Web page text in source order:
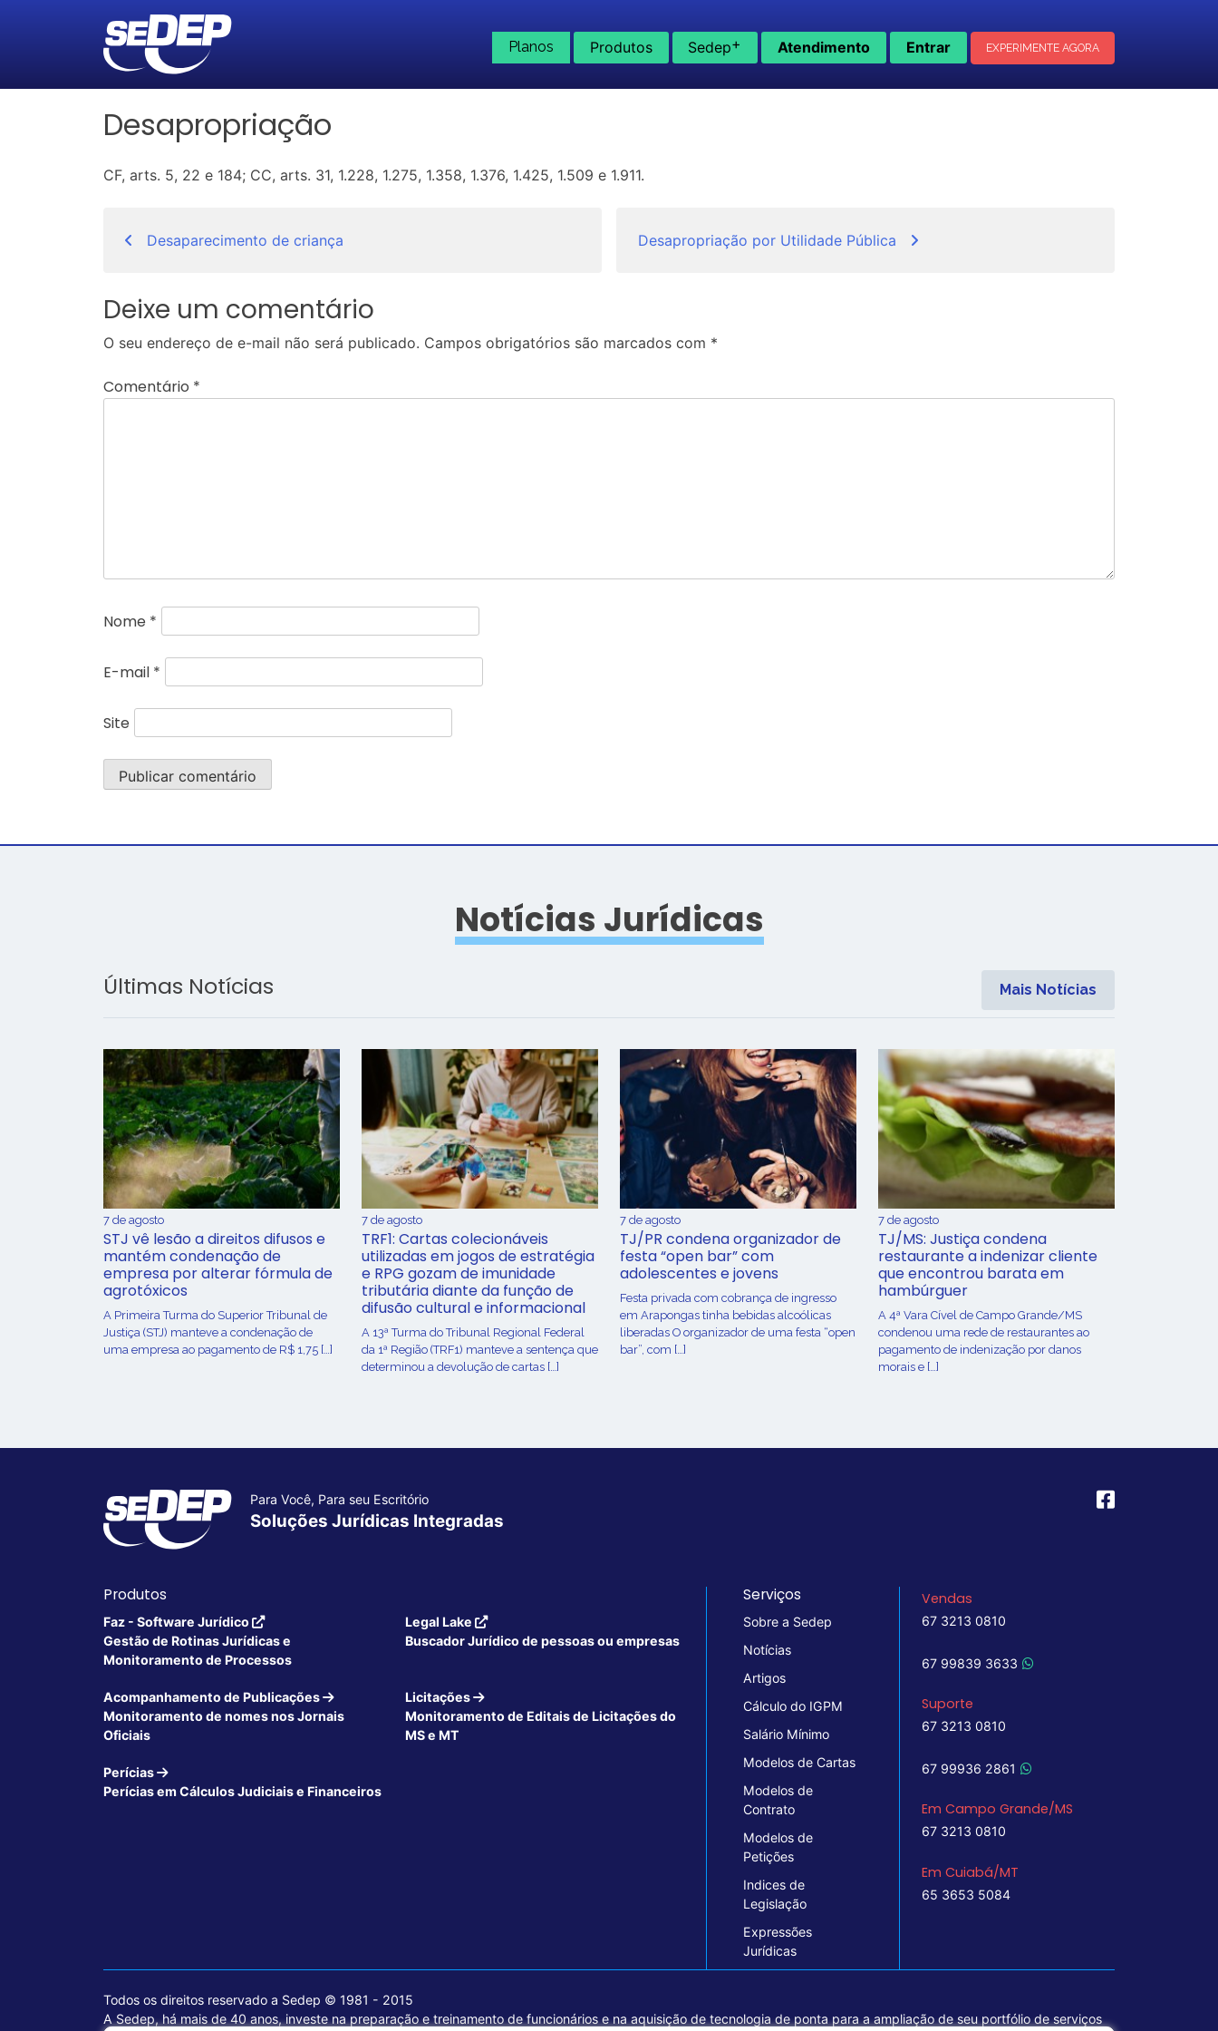
Planos Produtos Sedep+ Atendimento Entrar EXPERIMENTE AGORA
Desapropriação
CF, arts. 5, 22 e 184; CC, arts. 31, 1.228, 1.275, 1.358, 1.376, 1.425, 1.509 e 1.911.
Navegação
de
Post
Desaparecimento de criança Desapropriação por Utilidade Pública
Deixe um comentário
O seu endereço de e-mail não será publicado. Campos obrigatórios são marcados com *
Comentário *
Nome *
E-mail *
Site
Notícias Jurídicas
Últimas Notícias Mais Notícias
7 de agosto
STJ vê lesão a direitos difusos e
mantém condenação de
empresa por alterar fórmula de
agrotóxicos
​A Primeira Turma do Superior Tribunal de
Justiça (STJ) manteve a condenação de
uma empresa ao pagamento de R$ 1,75 […]
7 de agosto
TRF1: Cartas colecionáveis
utilizadas em jogos de estratégia
e RPG gozam de imunidade
tributária diante da função de
difusão cultural e informacional
A 13ª Turma do Tribunal Regional Federal
da 1ª Região (TRF1) manteve a sentença que
determinou a devolução de cartas […]
7 de agosto
TJ/PR condena organizador de
festa “open bar” com
adolescentes e jovens
Festa privada com cobrança de ingresso
em Arapongas tinha bebidas alcoólicas
liberadas O organizador de uma festa “open
bar”, com […]
7 de agosto
TJ/MS: Justiça condena
restaurante a indenizar cliente
que encontrou barata em
hambúrguer
A 4ª Vara Cível de Campo Grande/MS
condenou uma rede de restaurantes ao
pagamento de indenização por danos
morais e […]
Para Você, Para seu Escritório
Soluções Jurídicas Integradas
Produtos
Faz - Software Jurídico
Gestão de Rotinas Jurídicas e
Monitoramento de Processos
Legal Lake
Buscador Jurídico de pessoas ou empresas
Acompanhamento de Publicações
Monitoramento de nomes nos Jornais
Oficiais
Licitações
Monitoramento de Editais de Licitações do
MS e MT
Perícias
Perícias em Cálculos Judiciais e Financeiros
Serviços
Sobre a Sedep
Notícias
Artigos
Cálculo do IGPM
Salário Mínimo
Modelos de Cartas
Modelos de
Contrato
Modelos de
Petições
Indices de
Legislação
Expressões
Jurídicas
Vendas
67 3213 0810
67 99839 3633
Suporte
67 3213 0810
67 99936 2861
Em Campo Grande/MS
67 3213 0810
Em Cuiabá/MT
65 3653 5084
Todos os direitos reservado a Sedep © 1981 - 2015
A Sedep, há mais de 40 anos, investe na preparação e treinamento de funcionários e na aquisição de tecnologia de ponta para a ampliação de seu portfólio de serviços